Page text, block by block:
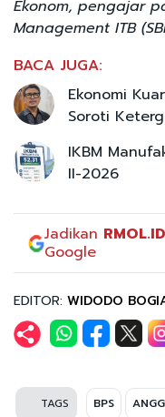
Ekonom, pengajar
Management ITB
BACA JUGA:
Ekonomi
Soroti
IKBM
II-2026
Jadikan RMOL.ID
Google
EDITOR: WIDODO
TAGS BPS